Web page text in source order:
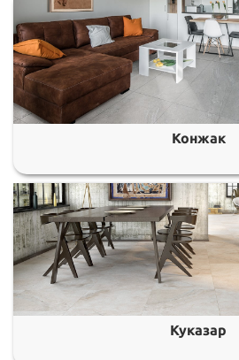
Конжак
Куказар